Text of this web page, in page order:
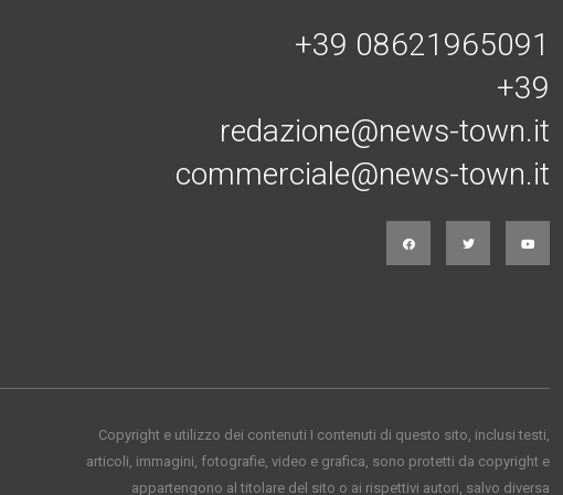
+39 08621965091
+39
redazione@news-town.it
commerciale@news-town.it
Copyright e utilizzo dei contenuti I contenuti di questo sito, inclusi testi,
articoli, immagini, fotografie, video e grafica, sono protetti da copyright e
appartengono al titolare del sito o ai rispettivi autori, salvo diversa